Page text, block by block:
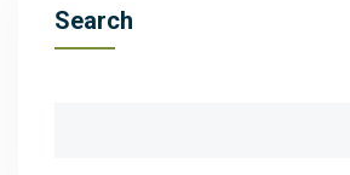
Search